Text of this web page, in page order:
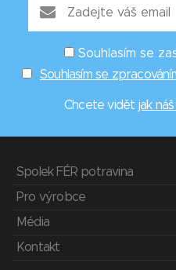
Souhlasím se
Souhlasím se
Chcete vidět jak
Spolek FÉR potravina
Pro výrobce
Média
Kontakt